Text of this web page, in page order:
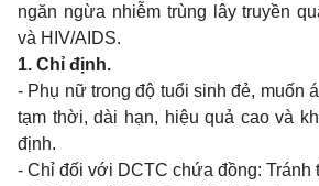
ngăn ngừa nhiễm trùng lây truyền
và HIV/AIDS.
1. Chỉ định.
- Phụ nữ trong độ tuổi sinh đẻ, muốn
tạm thời, dài hạn, hiệu quả cao và
định.
- Chỉ đối với DCTC chứa đồng: Tránh